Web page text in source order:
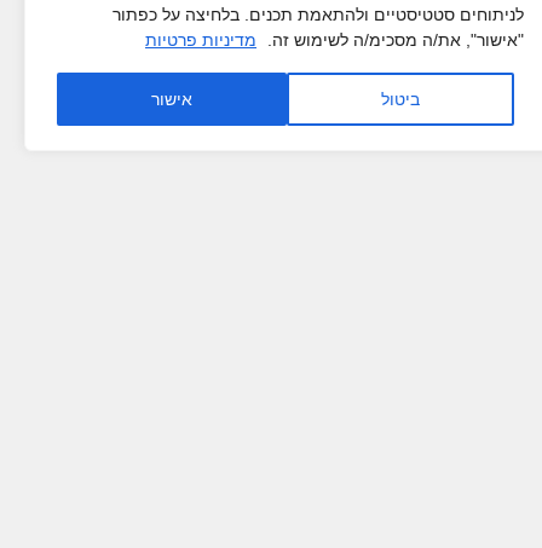
לניתוחים סטטיסטיים ולהתאמת תכנים. בלחיצה על כפתור
"אישור", את/ה מסכימ/ה לשימוש זה.
מדיניות פרטיות
ביטול אישור